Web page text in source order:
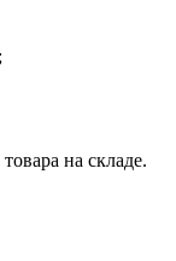
на складе.